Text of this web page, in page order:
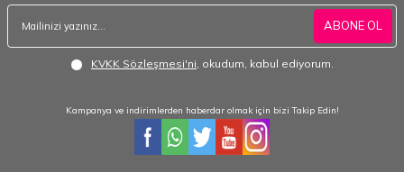
ABONE OL
KVKK Sözleşmesi'ni , okudum, kabul ediyorum.
Kampanya ve indirimlerden haberdar olmak için bizi Takip Edin!